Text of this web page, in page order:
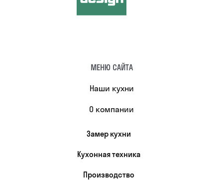
МЕНЮ САЙТА
Наши кухни
О компании
Замер кухни
Кухонная техника
Производство